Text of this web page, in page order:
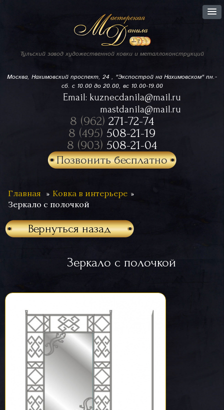
Тульский завод художественной ковки и металлоконструкций
Москва, Нахимовский проспект, 24 , "Экспострой на Нахимовском"пн.-
сб. с 10.00 до 20.00, вс 10.00-19.00
Email: kuznecdanila@mail.ru
mastdanila@mail.ru
8 (962) 271-72-74
8 (495) 508-21-19
8 (903) 508-21-04
Позвонить бесплатно
Главная
Ковка в интерьере
Зеркало с полочкой
Вернуться назад
Зеркало с полочкой